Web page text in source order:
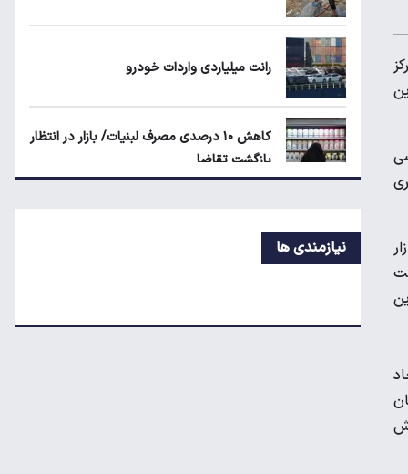
این
رانت میلیاردی واردات خودرو
کاهش ۱۰ درصدی مصرف لبنیات/ بازار در انتظار
بازگشت تقاضا
نیازمندی ها